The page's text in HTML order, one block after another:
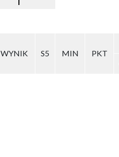
WYNIK S5 MIN PKT